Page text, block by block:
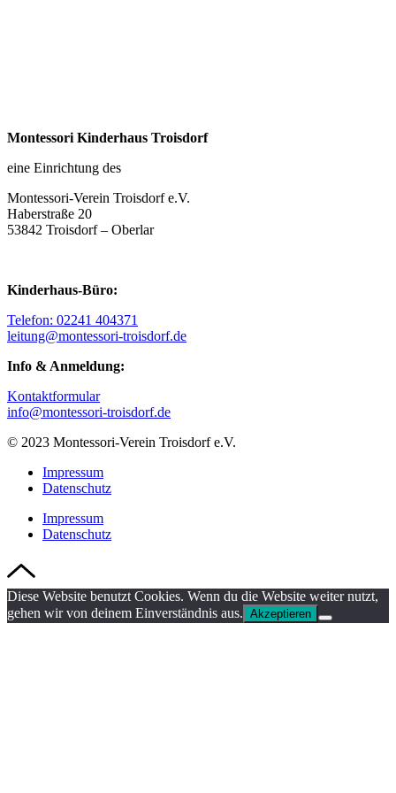
Montessori Kinderhaus Troisdorf
eine Einrichtung des
Montessori-Verein Troisdorf e.V.
Haberstraße 20
53842 Troisdorf – Oberlar
Kinderhaus-Büro:
Telefon: 02241 404371
leitung@montessori-troisdorf.de
Info & Anmeldung:
Kontaktformular
info@montessori-troisdorf.de
© 2023 Montessori-Verein Troisdorf e.V.
Impressum
Datenschutz
Impressum
Datenschutz
Diese Website benutzt Cookies. Wenn du die Website weiter nutzt,
gehen wir von deinem Einverständnis aus. Akzeptieren